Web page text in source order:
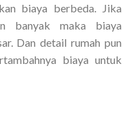
biaya berbeda. Jika
banyak maka biaya
Dan detail rumah pun
biaya untuk